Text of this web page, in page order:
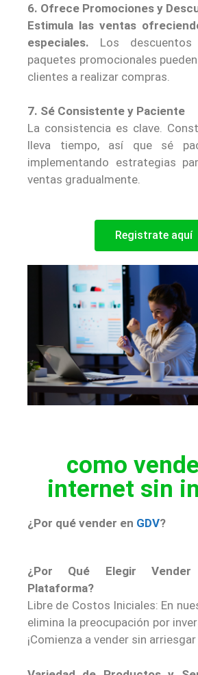
6. Ofrece Promociones y
Estimula las ventas
especiales. Los
paquetes promocionales
clientes a realizar compras.
7. Sé Consistente y Paciente
La consistencia es clave.
lleva tiempo, así que sé
implementando estrategias
ventas gradualmente.
Registrate aquí
como
internet sin
¿Por qué vender en GDV?
¿Por Qué Elegir
Plataforma?
Libre de Costos Iniciales: En
elimina la preocupación por
¡Comienza a vender sin